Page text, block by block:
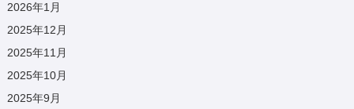
2026年1月
2025年12月
2025年11月
2025年10月
2025年9月